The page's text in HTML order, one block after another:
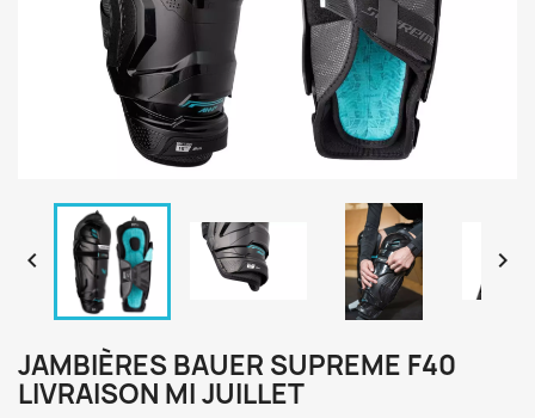
 
JAMBIÈRES BAUER SUPREME F40
LIVRAISON MI JUILLET